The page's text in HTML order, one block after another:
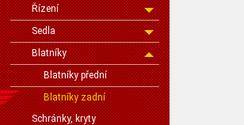
Řízení
Sedla
Blatníky
Blatníky přední
Blatníky zadní
Schránky, kryty